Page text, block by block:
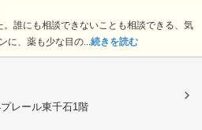
誰にも相談できないことも相談できる、気
に、薬も少な目の... 続きを読む
レール東千石1階